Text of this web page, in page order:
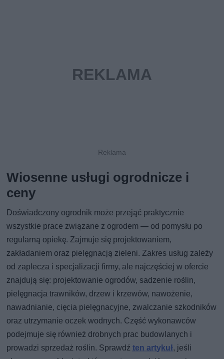
Wiosenne usługi ogrodnicze i
ceny
Doświadczony ogrodnik może przejąć praktycznie
wszystkie prace związane z ogrodem — od pomysłu po
regularną opiekę. Zajmuje się projektowaniem,
zakładaniem oraz pielęgnacją zieleni. Zakres usług zależy
od zaplecza i specjalizacji firmy, ale najczęściej w ofercie
znajdują się: projektowanie ogrodów, sadzenie roślin,
pielęgnacja trawników, drzew i krzewów, nawożenie,
nawadnianie, cięcia pielęgnacyjne, zwalczanie szkodników
oraz utrzymanie oczek wodnych. Część wykonawców
podejmuje się również drobnych prac budowlanych i
prowadzi sprzedaż roślin. Sprawdźten artykuł, jeśli